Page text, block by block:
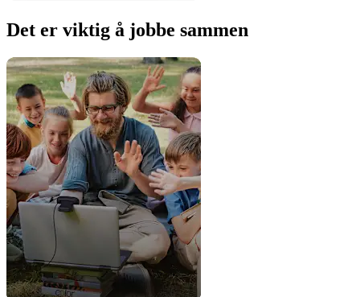
Det er viktig å jobbe sammen